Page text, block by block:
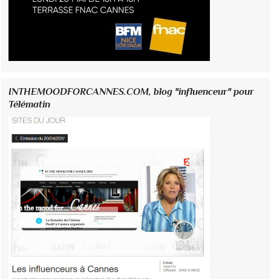
INTHEMOODFORCANNES.COM, blog "influenceur" pour
Télématin